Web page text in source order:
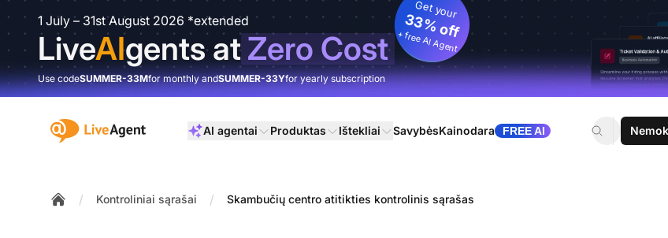
1 July – 31st August 2026 *extended
LiveAIgents atZero Cost
Get your
33% off
+ free AI Agent
Use codeSUMMER-33Mfor monthly andSUMMER-33Yfor yearly subscription
:site.title AI agentai Produktas Ištekliai SavybėsKainodara FREE AI
/ Kontroliniai sąrašai / Skambučių centro atitikties kontrolinis sąrašas